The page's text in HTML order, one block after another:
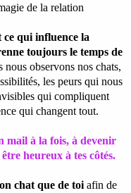
de la relation
ce qui influence la
toujours le temps de
nous observons nos chats,
les peurs qui nous
qui compliquent
qui changent tout.
mail à la fois, à devenir
heureux à tes côtés.
chat que de toi afin de